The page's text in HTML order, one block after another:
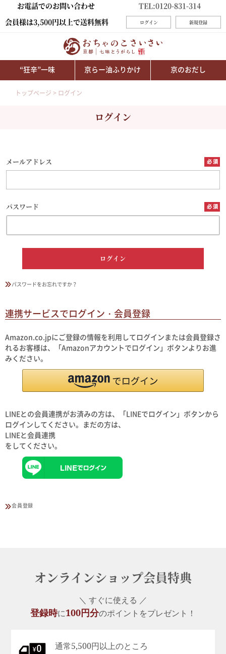
お電話でのお問い合わせ
TEL:0120-831-314
会員様は3,500円以上で送料無料
ログイン 新規登録
“狂辛”一味 京らー油ふりかけ 京のおだし
トップページ ログイン
ログイン
メールアドレス
パスワード
ログイン
パスワードをお忘れですか？
連携サービスでログイン・会員登録
Amazon.co.jpにご登録の情報を利用してログインまたは会員登録さ
れるお客様は、「Amazonアカウントでログイン」ボタンよりお進
みください。
LINEとの会員連携がお済みの方は、「LINEでログイン」ボタンから
ログインしてください。まだの方は、
LINEと会員連携
をしてください。
会員登録
オンラインショップ会員特典
＼ すぐに使える ／
登録時に100円分のポイントをプレゼント！
通常5,500円以上のところ